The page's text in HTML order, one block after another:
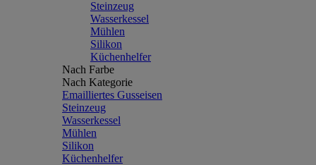
Steinzeug
Wasserkessel
Mühlen
Silikon
Küchenhelfer
Nach Farbe
Nach Kategorie
Emailliertes Gusseisen
Steinzeug
Wasserkessel
Mühlen
Silikon
Küchenhelfer